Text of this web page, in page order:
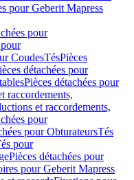
pour Geberit Mapress
pour
CoudesTésPièces
détachées pour
Pièces détachées pour
raccordements,
et raccordements,
pour
pour ObturateursTés
pour
Pièces détachées pour
pour Geberit Mapress